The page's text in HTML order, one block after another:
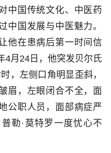
中国传统文化、中医药
中国发展与中医魅力。
他在患病后第一时间信
4月24日，他突发贝尔氏
，左侧口角明显歪斜，
眉，左眼闭合不全，面
公职人员，面部病症严
勒·莫特罗一度忧心不